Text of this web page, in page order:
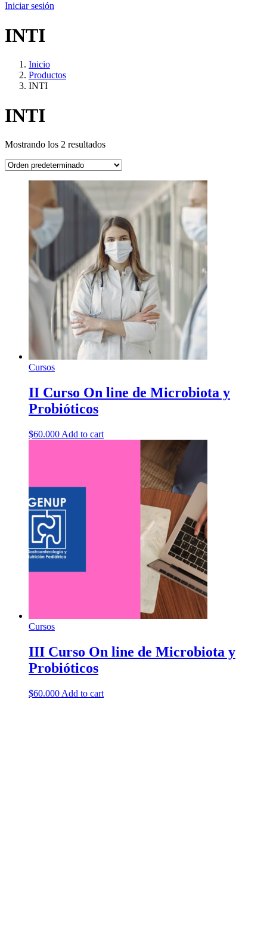
Iniciar sesión
INTI
Inicio
Productos
INTI
INTI
Mostrando los 2 resultados
Cursos
II Curso On line de Microbiota y
Probióticos
$60.000 Add to cart
Cursos
III Curso On line de Microbiota y
Probióticos
$60.000 Add to cart